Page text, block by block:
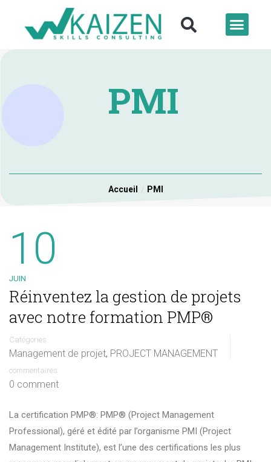
PMI
Accueil PMI
10
JUIN
Réinventez la gestion de projets
avec notre formation PMP®
Catégories
Management de projet, PROJECT MANAGEMENT
commentaires
0 comment
La certification PMP®: PMP® (Project Management
Professional), géré et édité par l’organisme PMI (Project
Management Institute), est l’une des certifications les plus